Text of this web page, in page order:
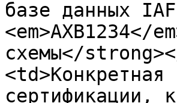
базе данных
схемы</
<td>Конкретная
сертификации,